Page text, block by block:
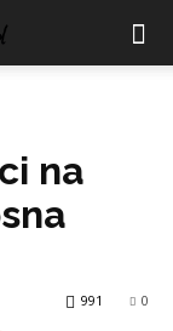
na
0
991